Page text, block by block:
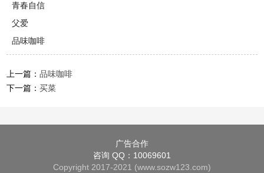
青春自信
父爱
品味咖啡
上一篇：品味咖啡
下一篇：买菜
广告合作
咨询 QQ：10069601
Copyright 2017-2021 (www.sozw123.com)